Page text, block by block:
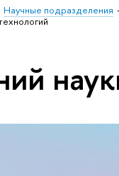
Научные подразделения